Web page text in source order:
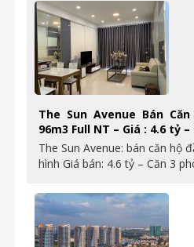
The Sun Avenue Bán
96m3 Full NT – Giá : 4.6 tỷ
The Sun Avenue: bán căn hộ
hình Giá bán: 4.6 tỷ – Căn 3